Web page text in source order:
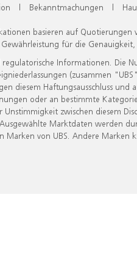
| Bekanntmachungen |
basieren auf
für die
Informationen. Die
(zusammen
diesem Haftungsausschluss
oder an bestimmte
Unstimmigkeit zwischen diesem
Marktdaten werden
Marken von UBS. Andere Marken